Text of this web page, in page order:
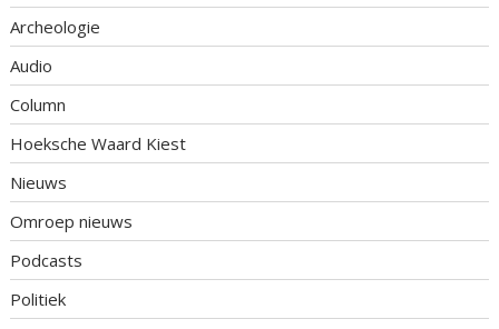
Archeologie
Audio
Column
Hoeksche Waard Kiest
Nieuws
Omroep nieuws
Podcasts
Politiek